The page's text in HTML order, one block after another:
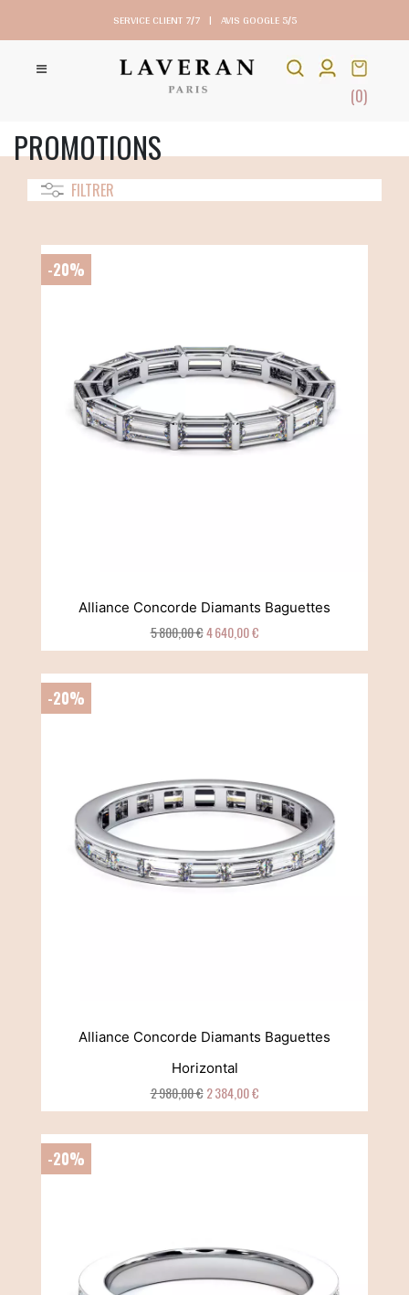
SERVICE CLIENT 7/7 | AVIS GOOGLE 5/5
(0)
PROMOTIONS
FILTRER
Alliance Concorde Diamants Baguettes
5 800,00 €4 640,00 €
-20%
Alliance Concorde Diamants Baguettes
Horizontal
2 980,00 € 2 384,00 €
-20%
-20%